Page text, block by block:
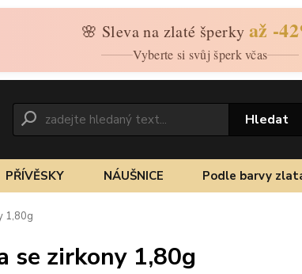
🌸 Sleva na zlaté šperky až -
Vyberte si svůj šperk včas
Hledat
PŘÍVĚSKY NÁUŠNICE Podle barvy
1,80g
se zirkony 1,80g